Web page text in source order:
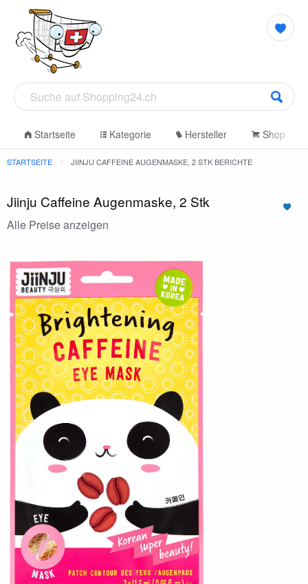
Startseite Kategorie Hersteller Shop
STARTSEITE JIINJU CAFFEINE AUGENMASKE, 2 STK BERICHTE
Jiinju Caffeine Augenmaske, 2 Stk
Alle Preise anzeigen